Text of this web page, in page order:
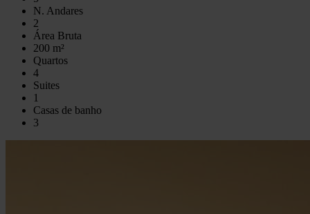
N. Andares
2
Área Bruta
200 m²
Quartos
4
Suites
1
Casas de banho
3